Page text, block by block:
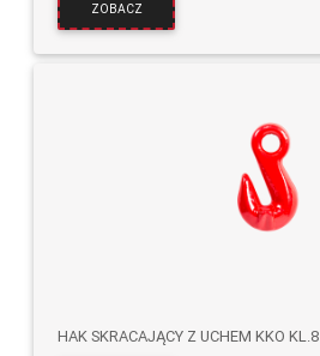
ZOBACZ
HAK SKRACAJĄCY Z UCHEM KKO KL.8